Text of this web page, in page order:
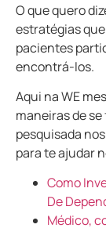
O que quero
estratégias
pacientes
encontrá-los.
Aqui na WE
maneiras de
pesquisada
para te ajudar
Como
De
Médico,